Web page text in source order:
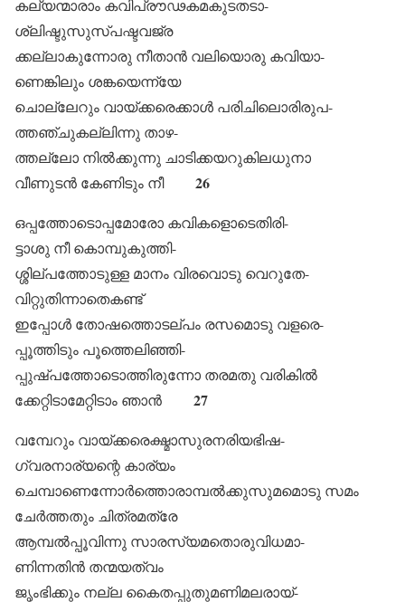
കല്യന്മാരാം കവിപ്രൗഢകമകുടതടാ-
ശ്ലിഷ്ടുസുസ്പഷ്ടവജ്ര
ക്കല്ലാകുന്നോരു നീതാൻ വലിയൊരു കവിയാ-
ണെങ്കിലും ശങ്കയെന്ന്യേ
ചൊല്ലേറും വായ്ക്കരെക്കാൾ പരിചിലൊരിരുപ-
ത്തഞ്ചുകല്ലിന്നു താഴ-
ത്തല്ലോ നിൽക്കുന്നു ചാടിക്കയറുകിലധുനാ
വീണുടൻ കേണിടും നീ
26
ഒപ്പത്തോടൊപ്പമോരോ കവികളൊടെതിരി-
ട്ടാശു നീ കൊമ്പുകുത്തി-
ശ്ശില്പത്തോടുള്ള മാനം വിരവൊടു വെറുതേ-
വിറ്റുതിന്നാതെകണ്ട്
ഇപ്പോൾ തോഷത്തൊടല്പം രസമൊടു വളരെ-
പ്പൂത്തിടും പൂത്തെലിഞ്ഞി-
പ്പുഷ്പത്തോടൊത്തിരുന്നോ തരമതു വരികിൽ
ക്കേറ്റിടാമേറ്റിടാം ഞാൻ
27
വമ്പേറും വായ്ക്കരെക്ഷ്മാസുരനരിയഭിഷ-
ഗ്വരനാര്യന്റെ കാര്യം
ചെമ്പാണെന്നോർത്തൊരാമ്പൽക്കുസുമമൊടു സമം
ചേർത്തതും ചിത്രമത്രേ
ആമ്പൽപ്പൂവിന്നു സാരസ്യമതൊരുവിധമാ-
ണിന്നതിൻ തന്മയത്വം
ജൃംഭിക്കും നല്ല കൈതപ്പുതുമണിമലരായ്-